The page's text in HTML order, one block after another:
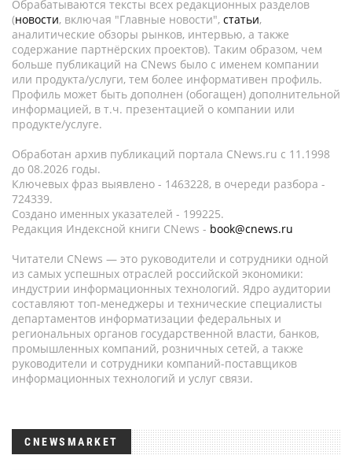
Обрабатываются тексты всех редакционных разделов
(новости, включая "Главные новости", статьи,
аналитические обзоры рынков, интервью, а также
содержание партнёрских проектов). Таким образом, чем
больше публикаций на CNews было с именем компании
или продукта/услуги, тем более информативен профиль.
Профиль может быть дополнен (обогащен) дополнительной
информацией, в т.ч. презентацией о компании или
продукте/услуге.
Обработан архив публикаций портала CNews.ru c 11.1998
до 08.2026 годы.
Ключевых фраз выявлено - 1463228, в очереди разбора -
724339.
Создано именных указателей - 199225.
Редакция Индексной книги CNews - book@cnews.ru
Читатели CNews — это руководители и сотрудники одной
из самых успешных отраслей российской экономики:
индустрии информационных технологий. Ядро аудитории
составляют топ-менеджеры и технические специалисты
департаментов информатизации федеральных и
региональных органов государственной власти, банков,
промышленных компаний, розничных сетей, а также
руководители и сотрудники компаний-поставщиков
информационных технологий и услуг связи.
CNEWSMARKET